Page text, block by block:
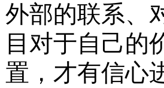
外部的联系、
目对于自己的
置，才有信心